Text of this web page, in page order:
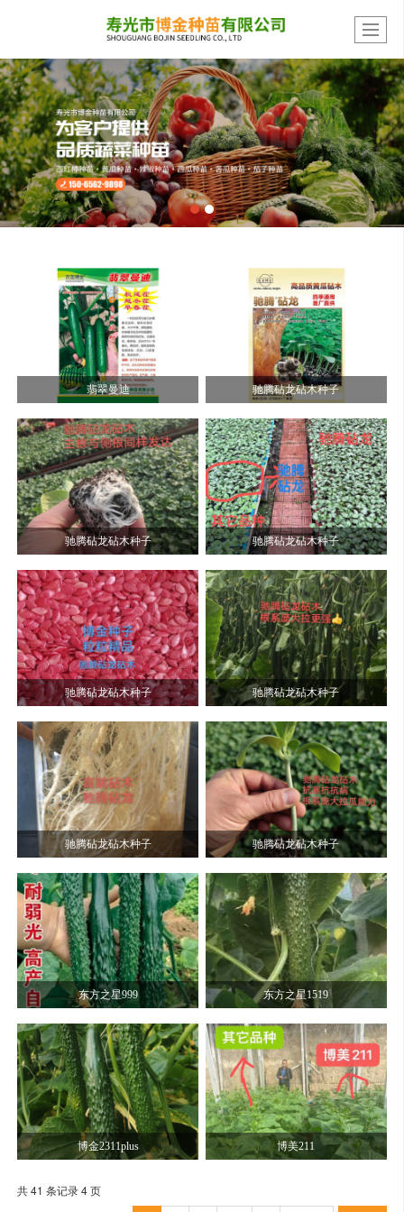
翡翠曼迪 驰腾砧龙砧木种子
驰腾砧龙砧木种子 驰腾砧龙砧木种子
驰腾砧龙砧木种子 驰腾砧龙砧木种子
驰腾砧龙砧木种子 驰腾砧龙砧木种子
东方之星999 东方之星1519
博金2311plus 博美211
共 41 条记录 4 页